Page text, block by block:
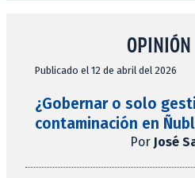
Publicado el 12 de abril del 2026
¿Gobernar o solo
contaminación en
Por José